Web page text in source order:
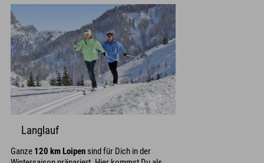
Langlauf
Ganze 120 km Loipen sind für Dich in der